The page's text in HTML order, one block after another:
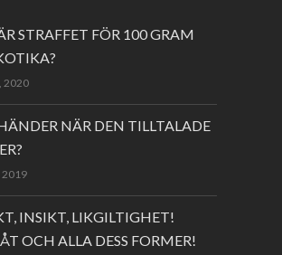
STRAFFET FÖR 100 GRAM
2020
NÄR DEN TILLTALADE
2019
INSIKT, LIKGILTIGHET!
OCH ALLA DESS FORMER!